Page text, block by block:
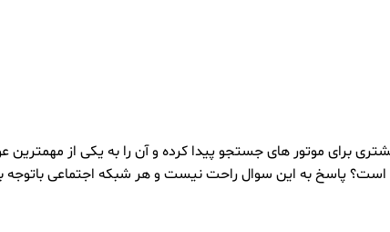
برای موتور های جستجو پیدا کرده و آن را به یکی از
پاسخ به این سوال راحت نیست و هر شبکه اجتماعی باتوجه